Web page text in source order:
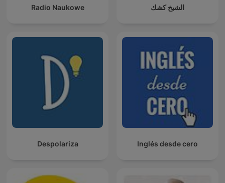
Radio Naukowe الشيخ كشك
Despolariza Inglés desde cero